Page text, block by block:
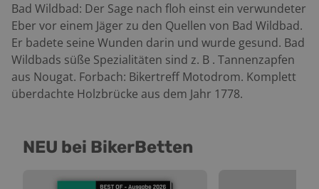
Bad Wildbad: Der Sage nach floh einst ein verwundeter
Eber vor einem Jäger zu den Quellen von Bad Wildbad.
Er badete seine Wunden darin und wurde gesund. Bad
Wildbads süße Spezialitäten sind z. B . Tannenzapfen
aus Nougat. Forbach: Bikertreff Motodrom. Komplett
überdachte Holzbrücke aus dem Jahr 1778.
NEU bei BikerBetten